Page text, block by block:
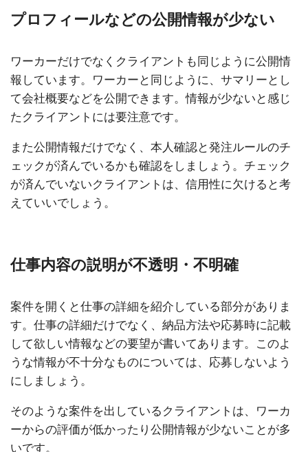
プロフィールなどの公開情報が少ない
ワーカーだけでなくクライアントも同じように公開情
報しています。ワーカーと同じように、サマリーとし
て会社概要などを公開できます。情報が少ないと感じ
たクライアントには要注意です。
また公開情報だけでなく、本人確認と発注ルールのチ
ェックが済んでいるかも確認をしましょう。チェック
が済んでいないクライアントは、信用性に欠けると考
えていいでしょう。
仕事内容の説明が不透明・不明確
案件を開くと仕事の詳細を紹介している部分がありま
す。仕事の詳細だけでなく、納品方法や応募時に記載
して欲しい情報などの要望が書いてあります。このよ
うな情報が不十分なものについては、応募しないよう
にしましょう。
そのような案件を出しているクライアントは、ワーカ
ーからの評価が低かったり公開情報が少ないことが多
いです。